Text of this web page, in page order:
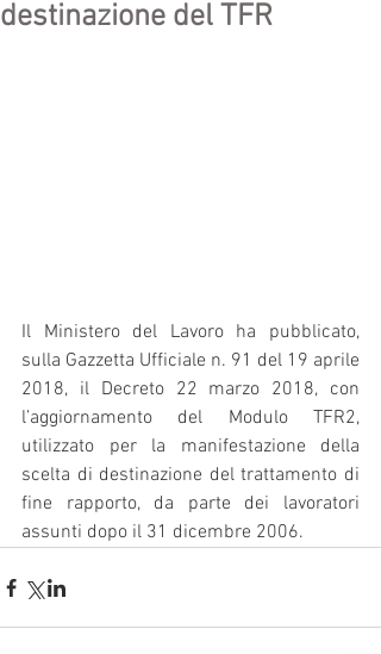
destinazione del TFR
Il Ministero del Lavoro ha pubblicato,
sulla Gazzetta Ufficiale n. 91 del 19 aprile
2018, il Decreto 22 marzo 2018, con
l’aggiornamento del Modulo TFR2,
utilizzato per la manifestazione della
scelta di destinazione del trattamento di
fine rapporto, da parte dei lavoratori
assunti dopo il 31 dicembre 2006.